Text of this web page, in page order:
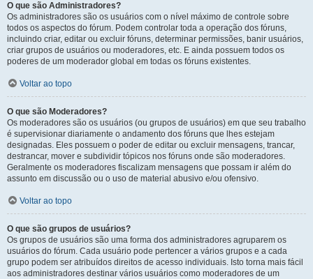
O que são Administradores?
Os administradores são os usuários com o nível máximo de controle sobre
todos os aspectos do fórum. Podem controlar toda a operação dos fóruns,
incluindo criar, editar ou excluir fóruns, determinar permissões, banir usuários,
criar grupos de usuários ou moderadores, etc. E ainda possuem todos os
poderes de um moderador global em todas os fóruns existentes.
Voltar ao topo
O que são Moderadores?
Os moderadores são os usuários (ou grupos de usuários) em que seu trabalho
é supervisionar diariamente o andamento dos fóruns que lhes estejam
designadas. Eles possuem o poder de editar ou excluir mensagens, trancar,
destrancar, mover e subdividir tópicos nos fóruns onde são moderadores.
Geralmente os moderadores fiscalizam mensagens que possam ir além do
assunto em discussão ou o uso de material abusivo e/ou ofensivo.
Voltar ao topo
O que são grupos de usuários?
Os grupos de usuários são uma forma dos administradores agruparem os
usuários do fórum. Cada usuário pode pertencer a vários grupos e a cada
grupo podem ser atribuídos direitos de acesso individuais. Isto torna mais fácil
aos administradores destinar vários usuários como moderadores de um